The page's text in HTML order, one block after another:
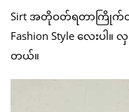
Sirt အတိုဝတ်ရတာကြိုက်
Fashion Style လေးပ
တယ်။